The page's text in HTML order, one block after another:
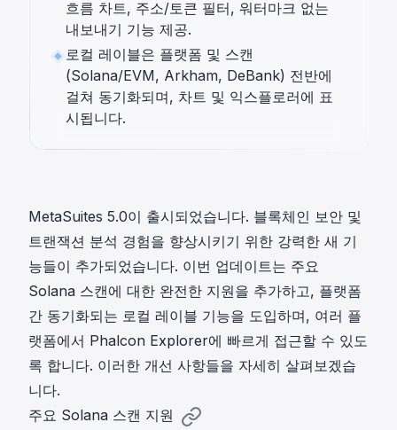
흐름 차트, 주소/토큰 필터, 워터마크 없는
내보내기 기능 제공.
로컬 레이블은 플랫폼 및 스캔
(Solana/EVM, Arkham, DeBank) 전반에
걸쳐 동기화되며, 차트 및 익스플로러에 표
시됩니다.
MetaSuites 5.0이 출시되었습니다. 블록체인 보안 및
트랜잭션 분석 경험을 향상시키기 위한 강력한 새 기
능들이 추가되었습니다. 이번 업데이트는 주요
Solana 스캔에 대한 완전한 지원을 추가하고, 플랫폼
간 동기화되는 로컬 레이블 기능을 도입하며, 여러 플
랫폼에서 Phalcon Explorer에 빠르게 접근할 수 있도
록 합니다. 이러한 개선 사항들을 자세히 살펴보겠습
니다.
주요 Solana 스캔 지원